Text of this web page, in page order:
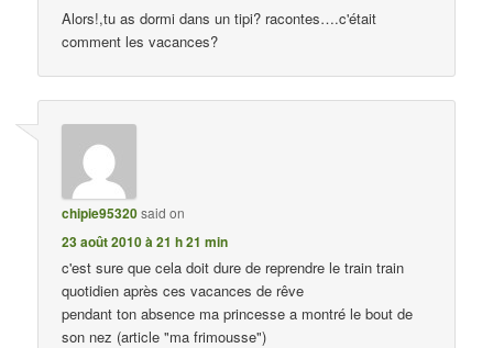
Alors!,tu as dormi dans un tipi? racontes….c'était
comment les vacances?
chipie95320said on
23 août 2010 à 21 h 21 min
c'est sure que cela doit dure de reprendre le train train
quotidien après ces vacances de rêve
pendant ton absence ma princesse a montré le bout de
son nez (article "ma frimousse")